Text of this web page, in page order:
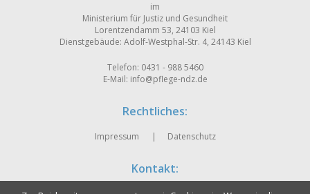
im
Ministerium für Justiz und Gesundheit
Lorentzendamm 53, 24103 Kiel
Dienstgebäude: Adolf-Westphal-Str. 4, 24143 Kiel
Telefon: 0431 - 988 5460
E-Mail: info@pflege-ndz.de
Rechtliches:
Impressum Datenschutz
Kontakt: